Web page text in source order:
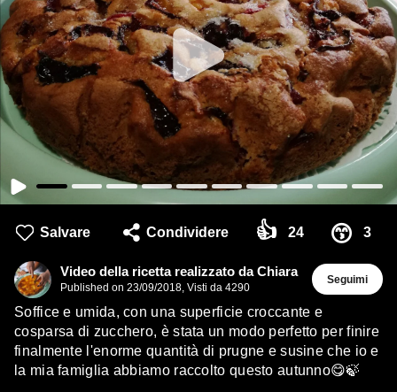
Salvare Condividere 👍 24 😙 3
Video della ricetta realizzato da Chiara
Published on 23/09/2018 Visti da 4290
Seguimi
Soffice e umida, con una superficie croccante e
cosparsa di zucchero, è stata un modo perfetto per finire
finalmente l'enorme quantità di prugne e susine che io e
la mia famiglia abbiamo raccolto questo autunno😋🍃